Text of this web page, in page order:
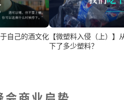
自己的酒文化【微塑料入侵（上）】
下了多少塑料？